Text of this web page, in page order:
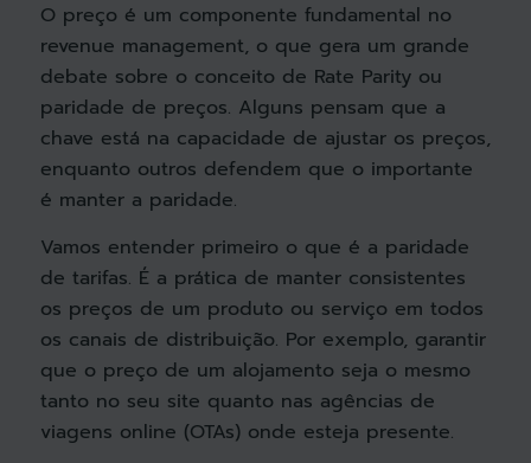
O preço é um componente fundamental no
revenue management, o que gera um grande
debate sobre o conceito de Rate Parity ou
paridade de preços. Alguns pensam que a
chave está na capacidade de ajustar os preços,
enquanto outros defendem que o importante
é manter a paridade.
Vamos entender primeiro o que é a paridade
de tarifas. É a prática de manter consistentes
os preços de um produto ou serviço em todos
os canais de distribuição. Por exemplo, garantir
que o preço de um alojamento seja o mesmo
tanto no seu site quanto nas agências de
viagens online (OTAs) onde esteja presente.